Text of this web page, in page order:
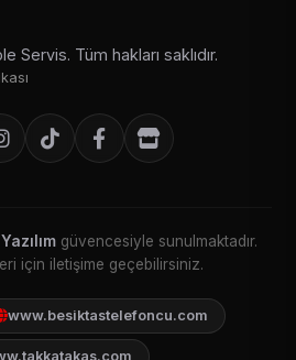
Servis. Tüm hakları saklıdır.
güvencesiyle sunulmaktadır.
için iletişime geçebilirsiniz.
www.besiktastelefoncu.com